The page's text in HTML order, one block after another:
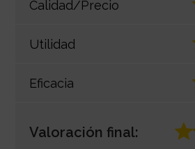
Calidad/Precio
Utilidad
Eficacia
Valoración final: